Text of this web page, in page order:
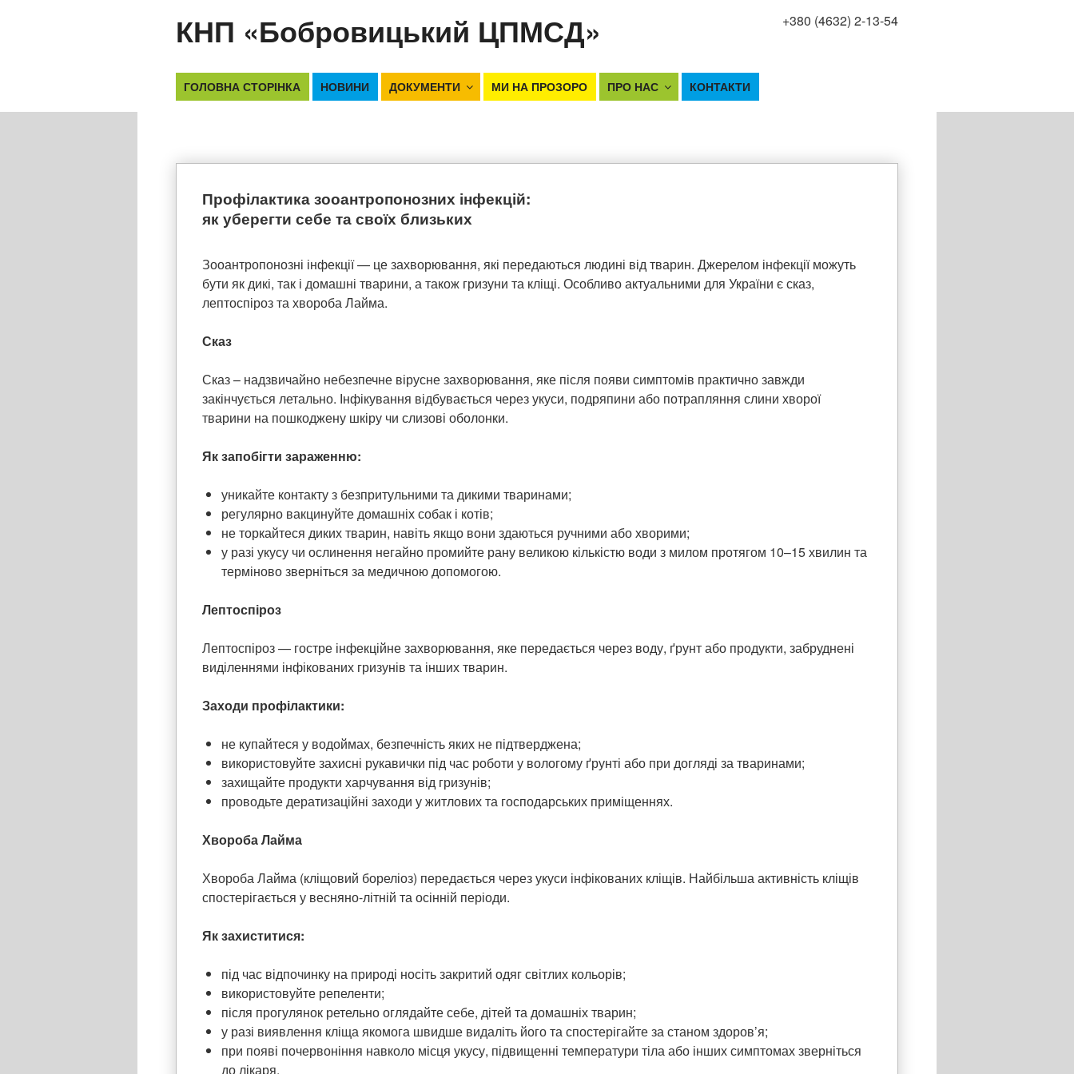
ГОЛОВНА СТОРІНКА НОВИНИ ДОКУМЕНТИ МИ НА ПРОЗОРО ПРО НАС КОНТАКТИ
КНП «Бобровицький ЦПМСД» +380 (4632) 2-13-54
Профілактика зооантропонозних інфекцій:
як уберегти себе та своїх близьких
Зооантропонозні інфекції — це захворювання, які передаються людині від тварин. Джерелом інфекції можуть
бути як дикі, так і домашні тварини, а також гризуни та кліщі. Особливо актуальними для України є сказ,
лептоспіроз та хвороба Лайма.
Сказ
Сказ – надзвичайно небезпечне вірусне захворювання, яке після появи симптомів практично завжди
закінчується летально. Інфікування відбувається через укуси, подряпини або потрапляння слини хворої
тварини на пошкоджену шкіру чи слизові оболонки.
Як запобігти зараженню:
уникайте контакту з безпритульними та дикими тваринами;
регулярно вакцинуйте домашніх собак і котів;
не торкайтеся диких тварин, навіть якщо вони здаються ручними або хворими;
у разі укусу чи ослинення негайно промийте рану великою кількістю води з милом протягом 10–15 хвилин та
терміново зверніться за медичною допомогою.
Лептоспіроз
Лептоспіроз — гостре інфекційне захворювання, яке передається через воду, ґрунт або продукти, забруднені
виділеннями інфікованих гризунів та інших тварин.
Заходи профілактики:
не купайтеся у водоймах, безпечність яких не підтверджена;
використовуйте захисні рукавички під час роботи у вологому ґрунті або при догляді за тваринами;
захищайте продукти харчування від гризунів;
проводьте дератизаційні заходи у житлових та господарських приміщеннях.
Хвороба Лайма
Хвороба Лайма (кліщовий бореліоз) передається через укуси інфікованих кліщів. Найбільша активність кліщів
спостерігається у весняно-літній та осінній періоди.
Як захиститися:
під час відпочинку на природі носіть закритий одяг світлих кольорів;
використовуйте репеленти;
після прогулянок ретельно оглядайте себе, дітей та домашніх тварин;
у разі виявлення кліща якомога швидше видаліть його та спостерігайте за станом здоров’я;
при появі почервоніння навколо місця укусу, підвищенні температури тіла або інших симптомах зверніться
до лікаря.